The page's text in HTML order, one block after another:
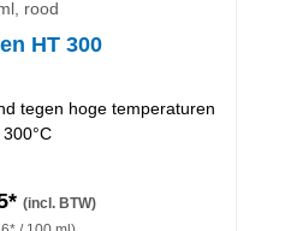
rood
HT 300
tegen hoge temperaturen
(incl. BTW)